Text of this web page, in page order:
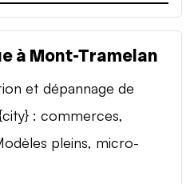
à Mont-Tramelan
et dépannage de
: commerces,
pleins, micro-